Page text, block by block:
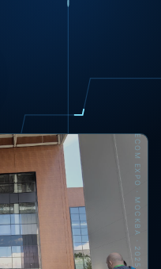
ECOM EXPO · МОСКВА · 2025